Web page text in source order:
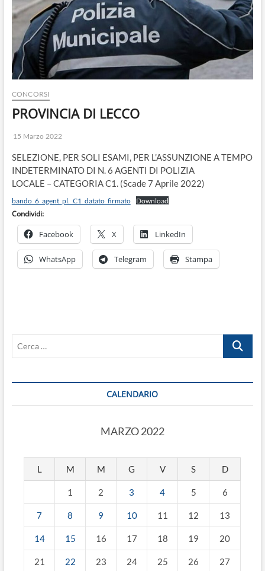
o
n
CONCORSI
PROVINCIA DI LECCO
15 Marzo 2022
SELEZIONE, PER SOLI ESAMI, PER L’ASSUNZIONE A TEMPO
INDETERMINATO DI N. 6 AGENTI DI POLIZIA
LOCALE – CATEGORIA C1. (Scade 7 Aprile 2022)
bando_6_agent_pl._C1_datato_firmato Download
Condividi:
Facebook X LinkedIn
WhatsApp Telegram Stampa
Cerca
CALENDARIO
MARZO 2022
L M M G V S D
1 2 3 4 5 6
7 8 9 10 11 12 13
14 15 16 17 18 19 20
21 22 23 24 25 26 27